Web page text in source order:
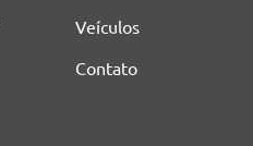
Veículos
Contato